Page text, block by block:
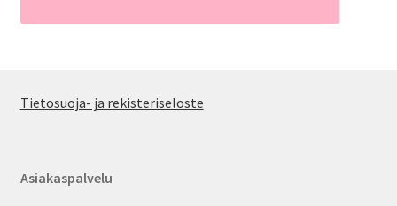
Tietosuoja- ja rekisteriseloste
Asiakaspalvelu